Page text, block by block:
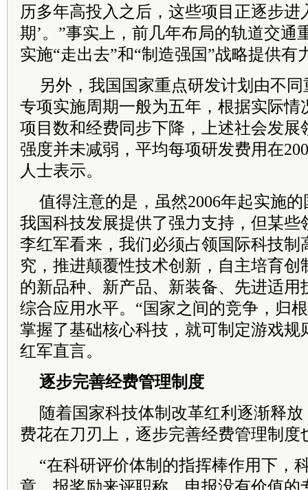
历多年高投入之后，这些项目正逐步进
期’。”事实上，前几年布局的轨道交通
实施“走出去”和“制造强国”战略提供有
另外，我国国家重点研发计划由不
专项实施周期一般为五年，根据实际情
项目数和经费同步下降，上述社会发展
强度并未减弱，平均每项研发费用在
人士表示。
值得注意的是，虽然2006年起实施
我国科技发展提供了强力支持，但某些
李红军看来，我们必须占领国际科技制
究，推进颠覆性技术创新，自主培育创
的新品种、新产品、新装备、先进适用
综合应用水平。“国家之间的竞争，归
掌握了基础核心科技，就可制定游戏规
红军直言。
逐步完善经费管理制度
随着国家科技体制改革红利逐渐释
费花在刀刃上，逐步完善经费管理制度
“在科研评价体制的指挥棒作用下，